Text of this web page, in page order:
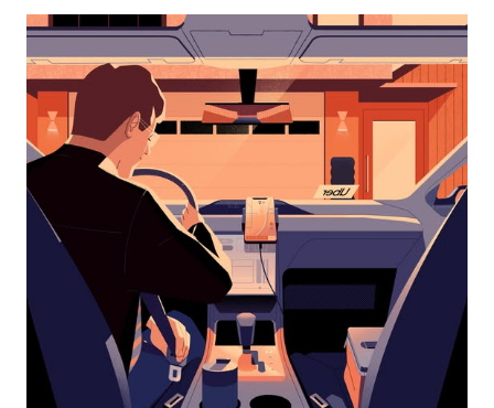
seçmek
aşağı
ok
tuşuna
basın.
Takvimi
kapatmak
için
escape
tuşuna
basın.